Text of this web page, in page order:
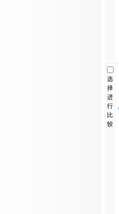
选
择
进
行
比
较